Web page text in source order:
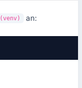
(venv) an: